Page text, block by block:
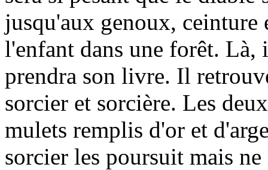
jusqu'aux genoux, ceinture
l'enfant dans une forêt.
prendra son livre. Il
sorcier et sorcière. Les
mulets remplis d'or et
sorcier les poursuit mais